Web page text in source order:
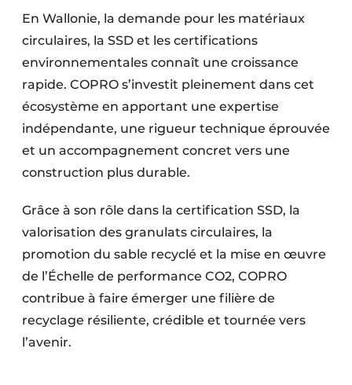
En Wallonie, la demande pour les matériaux
circulaires, la SSD et les certifications
environnementales connaît une croissance
rapide. COPRO s’investit pleinement dans cet
écosystème en apportant une expertise
indépendante, une rigueur technique éprouvée
et un accompagnement concret vers une
construction plus durable.
Grâce à son rôle dans la certification SSD, la
valorisation des granulats circulaires, la
promotion du sable recyclé et la mise en œuvre
de l’Échelle de performance CO2, COPRO
contribue à faire émerger une filière de
recyclage résiliente, crédible et tournée vers
l’avenir.